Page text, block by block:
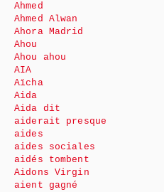
Ahmed
Ahmed Alwan
Ahora Madrid
Ahou
Ahou ahou
AIA
Aïcha
Aida
Aida dit
aiderait presque
aides
aides sociales
aidés tombent
Aidons Virgin
aient gagné